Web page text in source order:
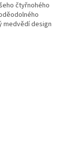
čtyřnohého
medvědí design